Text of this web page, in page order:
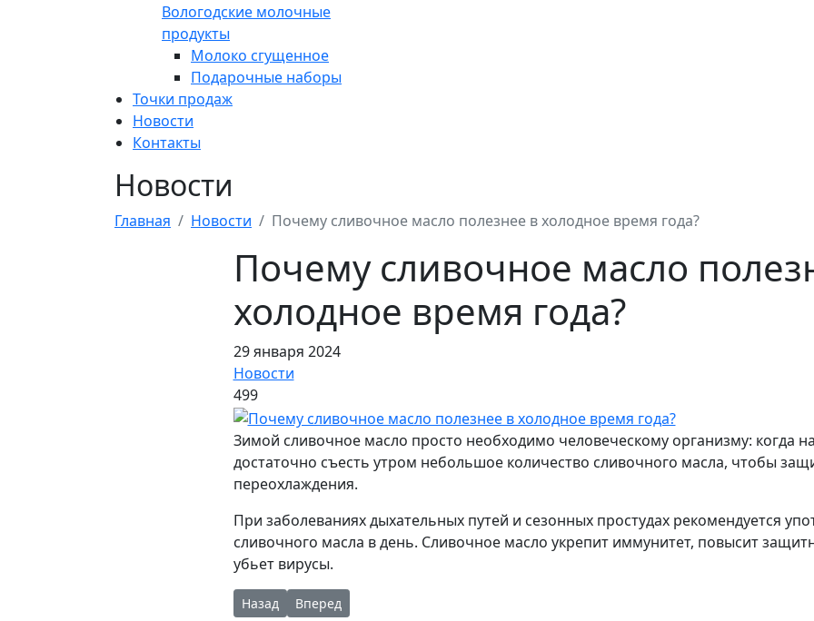
Вологодские молочные
продукты
Молоко сгущенное
Подарочные наборы
Точки продаж
Новости
Контакты
Новости
Главная Новости Почему сливочное масло полезнее в холодное время года?
Почему сливочное масло
холодное время года?
29 января 2024
Новости
499
Зимой сливочное масло просто необходимо человеческому организму: когда
достаточно съесть утром небольшое количество сливочного масла, чтобы
переохлаждения.
При заболеваниях дыхательных путей и сезонных простудах рекомендуется
сливочного масла в день. Сливочное масло укрепит иммунитет, повысит
убьет вирусы.
Предыдущий: Обеденный перерыв пролетает как одно мгновенье?
Назад Следующий: Что делать, если нужно постоянно просыпаться рано?
Вперед